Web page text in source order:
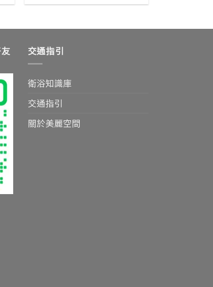
交通指引
衛浴知識庫
交通指引
關於美麗空間